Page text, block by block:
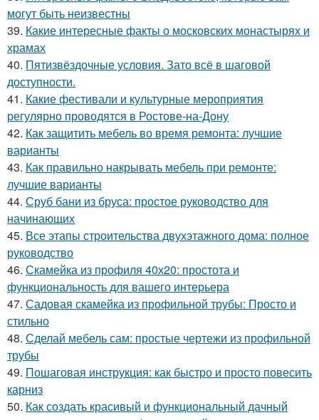
могут быть неизвестны
39. Какие интересные факты о московских монастырях и
храмах
40. Пятизвёздочные условия. Зато всё в шаговой
доступности.
41. Какие фестивали и культурные мероприятия
регулярно проводятся в Ростове-на-Дону
42. Как защитить мебель во время ремонта: лучшие
варианты
43. Как правильно накрывать мебель при ремонте:
лучшие варианты
44. Сруб бани из бруса: простое руководство для
начинающих
45. Все этапы строительства двухэтажного дома: полное
руководство
46. Скамейка из профиля 40х20: простота и
функциональность для вашего интерьера
47. Садовая скамейка из профильной трубы: Просто и
стильно
48. Сделай мебель сам: простые чертежи из профильной
трубы
49. Пошаговая инструкция: как быстро и просто повесить
карниз
50. Как создать красивый и функциональный дачный